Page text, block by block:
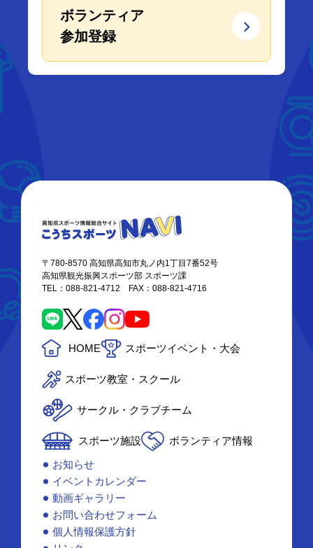
ボランティア
参加登録
〒780-8570 高知県高知市丸ノ内1丁目7番52号
高知県観光振興スポーツ部 スポーツ課
TEL：088-821-4712 FAX：088-821-4716
HOME スポーツイベント・大会
スポーツ教室・スクール
サークル・クラブチーム
スポーツ施設
ボランティア情報
お知らせ
イベントカレンダー
動画ギャラリー
お問い合わせフォーム
個人情報保護方針